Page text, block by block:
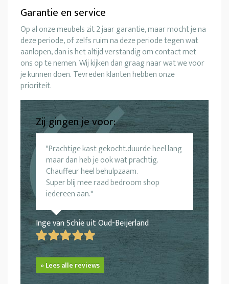
Garantie en service
Op al onze meubels zit 2 jaar garantie, maar mocht je na
deze periode, of zelfs ruim na deze periode tegen wat
aanlopen, dan is het altijd verstandig om contact met
ons op te nemen. Wij kijken dan graag naar wat we voor
je kunnen doen. Tevreden klanten hebben onze
prioriteit.
Zij gingen je voor:
Prachtige kast gekocht.duurde heel lang
maar dan heb je ook wat prachtig.
Chauffeur heel behulpzaam.
Super blij mee raad bedroom shop
iedereen aan.
Inge van Schie uit Oud-Beijerland
» Lees alle reviews